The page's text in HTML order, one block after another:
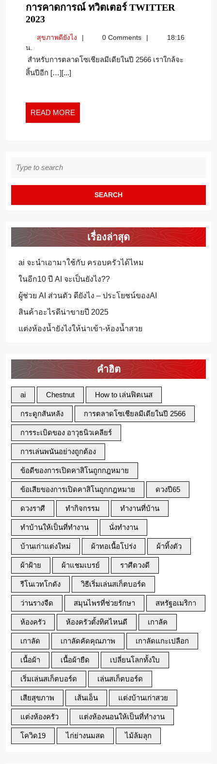
การคาดการณ์ ทวิตเตอร์ TWITTER
2023การ
การณ์
ต
เตอร์
2023
สุขภาพดียังไงสุขภาพ
ยัง
0 Comments
18:16
น.
สำหรับการตลาดโซเชียลมีเดียในปี 2566 เราใกล้จะ
สิ้นปีอีก […][...]
READ MORE
MORE
for:
เรื่องล่าสุด
ai จะนำเอามาใช้กับ ครอบครัวได้ไหม
ในอีก10 ปี AI จะเป็นยังไง??
ผู้ช่วย AI ส่วนตัว ดียังไง – ประโยชน์ของAI
สินค้าอะไรดีน่าขายปี 2025
แต่งห้องน้ำยังไงให้น่าเข้า-ห้องน้ำสวย
คำฮิต
ai Chestnut How to เล่นฟิตเนส
กระดูกสันหลัง การตลาดโซเชียลมีเดียในปี 2566
การระเบิดของ อาวุธนิวเคลียร์
การเล่นพนันอย่างถูกต้อง
ข้อดีของการเปิดคาสิโนถูกกฎหมาย
ข้อเสียของการเปิดคาสิโนถูกกฎหมาย ดวงปี65
ดวงราศี ทำกิจกรรม ทำงานที่บ้าน
ทำบ้านให้เป็นที่ทำงาน นั่งทำงาน
บ้านเก่าแต่งใหม่ ผ้าทอเนื้อโปร่ง ผ้าทิ้งตัว
ผ้าฝ้าย ผ้าแชมเบรย์ ราศีดวงดี
รีโนเวทโกดัง วิธีเริ่มเล่นสเก็ตบอร์ด
ว่านรางจืด สมุนไพรที่ช่วยรักษา สหรัฐอเมริกา
ห้องครัว ห้องครัวตั้งทิศไหนดี เกาลัค
เกาลัด เกาลัดคัดคุณภาพ เกาลัดแกะเปลือก
เนื้อผ้า เนื้อผ้ายืด เปลี่ยนโลกทั้งใบ
เริ่มเล่นสเก็ตบอร์ด เล่นสเก็ตบอร์ด
เสียสุขภาพ เส้นเอ็น แต่งบ้านเก่าสวย
แต่งห้องครัว แต่งห้องนอนให้เป็นที่ทำงาน
โควิด19 ไก่ย่างนมสด ไม้ล้มลุก